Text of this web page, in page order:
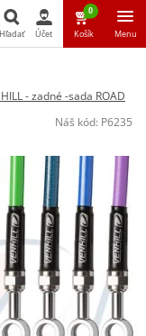
Hľadať Účet
0
Košík Menu
- zadné -sada ROAD
Náš kód: P6235